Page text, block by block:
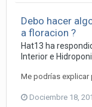
Debo hacer
a floracion ?
Hat13 ha
Interior e
Me podrías explicar
Dociembre 18,